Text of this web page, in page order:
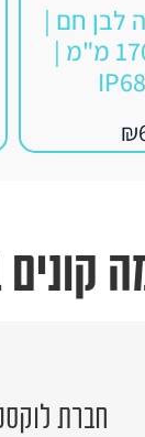
לבן חם |
18W | קוטר 170 מ"מ |
₪
חברת